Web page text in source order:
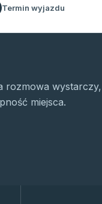
Termin wyjazdu
rozmowa
miejsca.